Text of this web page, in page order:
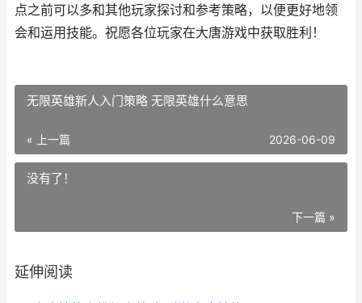
点之前可以多和其他玩家探讨和参考策略，以便更好地领
会和运用技能。祝愿各位玩家在大唐游戏中获取胜利！
无限英雄新人入门策略 无限英雄什么意思
« 上一篇 2026-06-09
没有了！
下一篇 »
延伸阅读